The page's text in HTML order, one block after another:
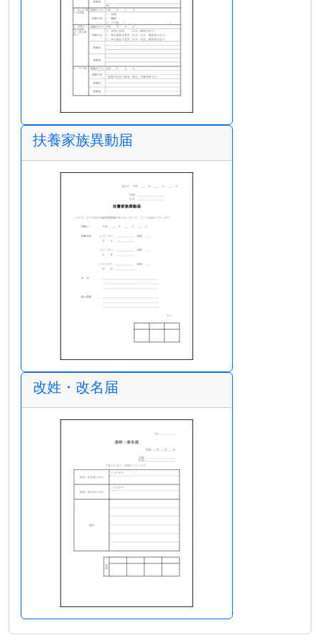
扶養家族異動届
改姓・改名届